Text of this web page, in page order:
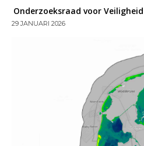
Onderzoeksraad voor Veiligheid
29 JANUARI 2026